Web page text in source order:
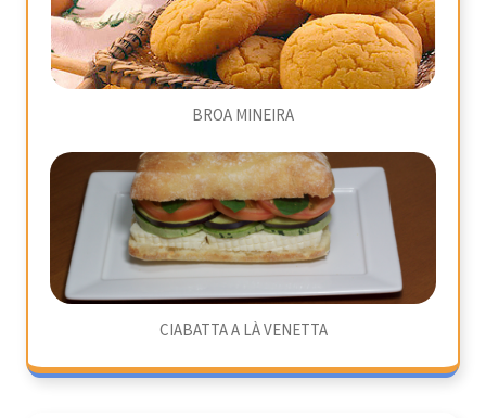
BROA MINEIRA
CIABATTA A LÀ VENETTA